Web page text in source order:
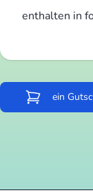
enthalten in
ein